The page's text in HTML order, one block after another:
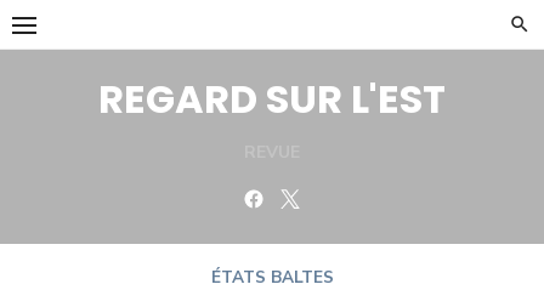
Skip
to
REGARD SUR L'EST
Facebook
ÉTATS BALTES